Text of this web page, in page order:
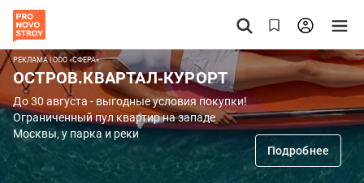
РЕКЛАМА | ООО «СФЕРА»
ОСТРОВ.КВАРТАЛ-КУРОРТ
До 30 августа - выгодные условия покупки!
Ограниченный пул квартир на западе
Москвы, у парка и реки
Подробнее